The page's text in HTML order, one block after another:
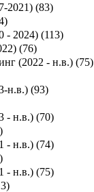
2021) (83)
)
- 2024) (113)
(76)
(2022 - н.в.) (75)
н.в.) (93)
- н.в.) (70)
)
- н.в.) (74)
)
- н.в.) (75)
)